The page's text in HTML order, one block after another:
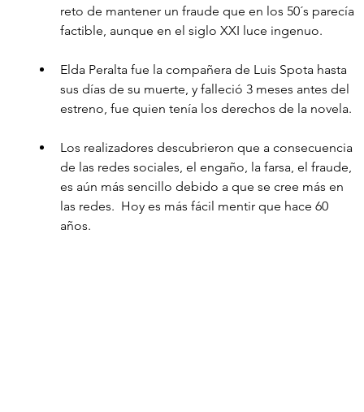
reto de mantener un fraude que en los 50´s parecía
factible, aunque en el siglo XXI luce ingenuo.
Elda Peralta fue la compañera de Luis Spota hasta
sus días de su muerte, y falleció 3 meses antes del
estreno, fue quien tenía los derechos de la novela.
Los realizadores descubrieron que a consecuencia
de las redes sociales, el engaño, la farsa, el fraude,
es aún más sencillo debido a que se cree más en
las redes.  Hoy es más fácil mentir que hace 60
años.